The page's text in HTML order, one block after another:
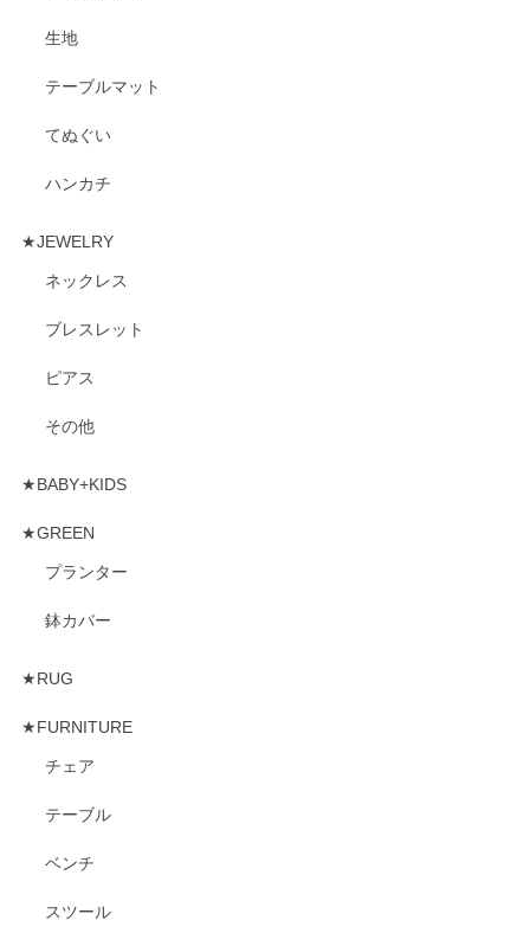
生地
テーブルマット
てぬぐい
ハンカチ
★JEWELRY
ネックレス
ブレスレット
ピアス
その他
★BABY+KIDS
★GREEN
プランター
鉢カバー
★RUG
★FURNITURE
チェア
テーブル
ベンチ
スツール